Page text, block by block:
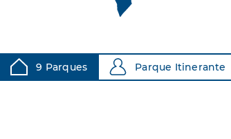
9 Parques Parque Itinerante